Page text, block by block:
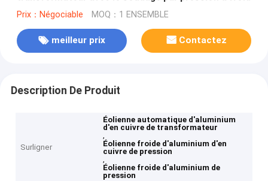
Prix：Négociable MOQ：1 ENSEMBLE
meilleur prix Contactez
Description De Produit
Surligner
Éolienne automatique d'aluminium
d'en cuivre de transformateur
,
Éolienne froide d'aluminium d'en
cuivre de pression
,
Éolienne froide d'aluminium de
pression